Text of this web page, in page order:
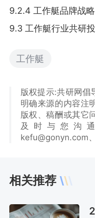
9.2.4 工作艇品牌战
9.3 工作艇行业共研
工作艇
版权提示:共研网倡
明确来源的内容注
版权、稿酬或其它
及时与您沟
kefu@gonyn.com
相关推荐